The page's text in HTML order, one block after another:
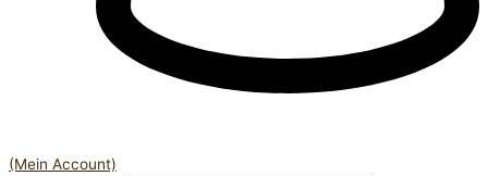
(Mein Account)